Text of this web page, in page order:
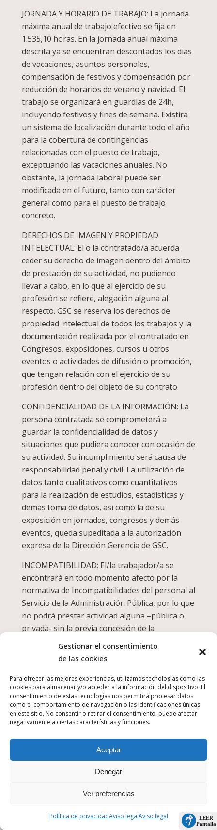
Gestionar el consentimiento
de las cookies
Para ofrecer las mejores experiencias, utilizamos tecnologías como las
cookies para almacenar y/o acceder a la información del dispositivo. El
consentimiento de estas tecnologías nos permitirá procesar datos
como el comportamiento de navegación o las identificaciones únicas
en este sitio. No consentir o retirar el consentimiento, puede afectar
negativamente a ciertas características y funciones.
Aceptar
Denegar
Ver preferencias
Política de privacidadAviso legalAviso legal
JORNADA Y HORARIO DE TRABAJO: La jornada
máxima anual de trabajo efectivo se fija en
1.535,10 horas. En la jornada anual máxima
descrita ya se encuentran descontados los días
de vacaciones, asuntos personales,
compensación de festivos y compensación por
reducción de horarios de verano y navidad. El
trabajo se organizará en guardias de 24h,
incluyendo festivos y fines de semana. Existirá
un sistema de localización durante todo el año
para la cobertura de contingencias
relacionadas con el puesto de trabajo,
exceptuando las vacaciones anuales. No
obstante, la jornada laboral puede ser
modificada en el futuro, tanto con carácter
general como para el puesto de trabajo
concreto.
DERECHOS DE IMAGEN Y PROPIEDAD
INTELECTUAL: El o la contratado/a acuerda
ceder su derecho de imagen dentro del ámbito
de prestación de su actividad, no pudiendo
llevar a cabo, en lo que al ejercicio de su
profesión se refiere, alegación alguna al
respecto. GSC se reserva los derechos de
propiedad intelectual de todos los trabajos y la
documentación realizada por el contratado en
Congresos, exposiciones, cursos u otros
eventos o actividades de difusión o promoción,
que tengan relación con el ejercicio de su
profesión dentro del objeto de su contrato.
CONFIDENCIALIDAD DE LA INFORMACIÓN: La
persona contratada se comprometerá a
guardar la confidencialidad de datos y
situaciones que pudiera conocer con ocasión de
su actividad. Su incumplimiento será causa de
responsabilidad penal y civil. La utilización de
datos tanto cualitativos como cuantitativos
para la realización de estudios, estadísticas y
demás toma de datos, así como la de su
exposición en jornadas, congresos y demás
eventos, queda supeditada a la autorización
expresa de la Dirección Gerencia de GSC.
INCOMPATIBILIDAD: El/la trabajador/a se
encontrará en todo momento afecto por la
normativa de Incompatibilidades del personal al
Servicio de la Administración Pública, por lo que
no podrá prestar actividad alguna –pública o
privada- sin la previa concesión de la
compatibilidad por parte del órgano
competente de la administración. La
suponer la resolución del contrato con GSC, sin
perjuicio de las medidas disciplinarias que
pudieran adoptarse por el otro órgano
contratante.
PERÍODO DE PRUEBA: De conformidad con lo
dispuesto en el convenio colectivo, se establece
para este personal un periodo de prueba de 60
días. Se considerará superado el periodo de
actividad laboral discontinua en el puesto,
siempre y cuando se supere los 60 días en un